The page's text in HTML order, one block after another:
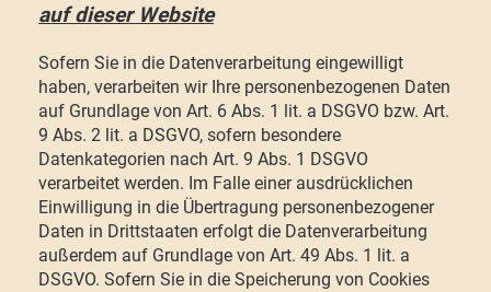
auf dieser Website
Sofern Sie in die Datenverarbeitung eingewilligt
haben, verarbeiten wir Ihre personenbezogenen Daten
auf Grundlage von Art. 6 Abs. 1 lit. a DSGVO bzw. Art.
9 Abs. 2 lit. a DSGVO, sofern besondere
Datenkategorien nach Art. 9 Abs. 1 DSGVO
verarbeitet werden. Im Falle einer ausdrücklichen
Einwilligung in die Übertragung personenbezogener
Daten in Drittstaaten erfolgt die Datenverarbeitung
außerdem auf Grundlage von Art. 49 Abs. 1 lit. a
DSGVO. Sofern Sie in die Speicherung von Cookies